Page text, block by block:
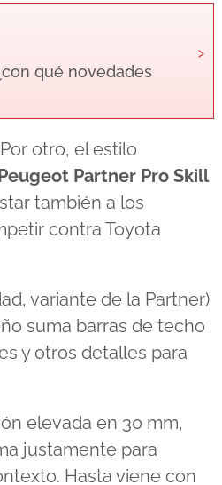
qué novedades
›
otro, el estilo
Partner Pro Skill
también a los
contra Toyota
variante de la Partner)
suma barras de techo
y otros detalles para
elevada en 30 mm,
justamente para
Hasta viene con